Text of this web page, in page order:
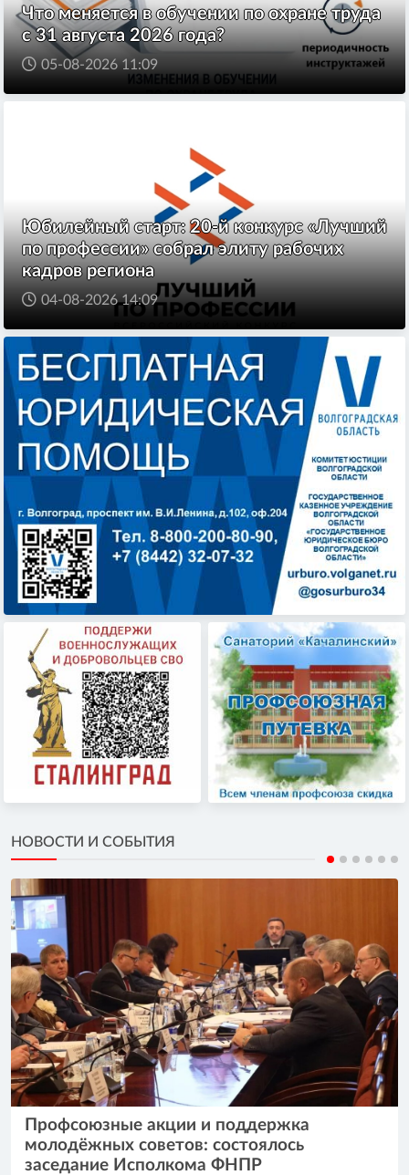
Что меняется в обучении по охране труда
с 31 августа 2026 года?
05-08-2026 11:09
Юбилейный старт: 20-й конкурс «Лучший
по профессии» собрал элиту рабочих
кадров региона
04-08-2026 14:09
НОВОСТИ И СОБЫТИЯ
Профсоюзные акции и поддержка
молодёжных советов: состоялось
заседание Исполкома ФНПР